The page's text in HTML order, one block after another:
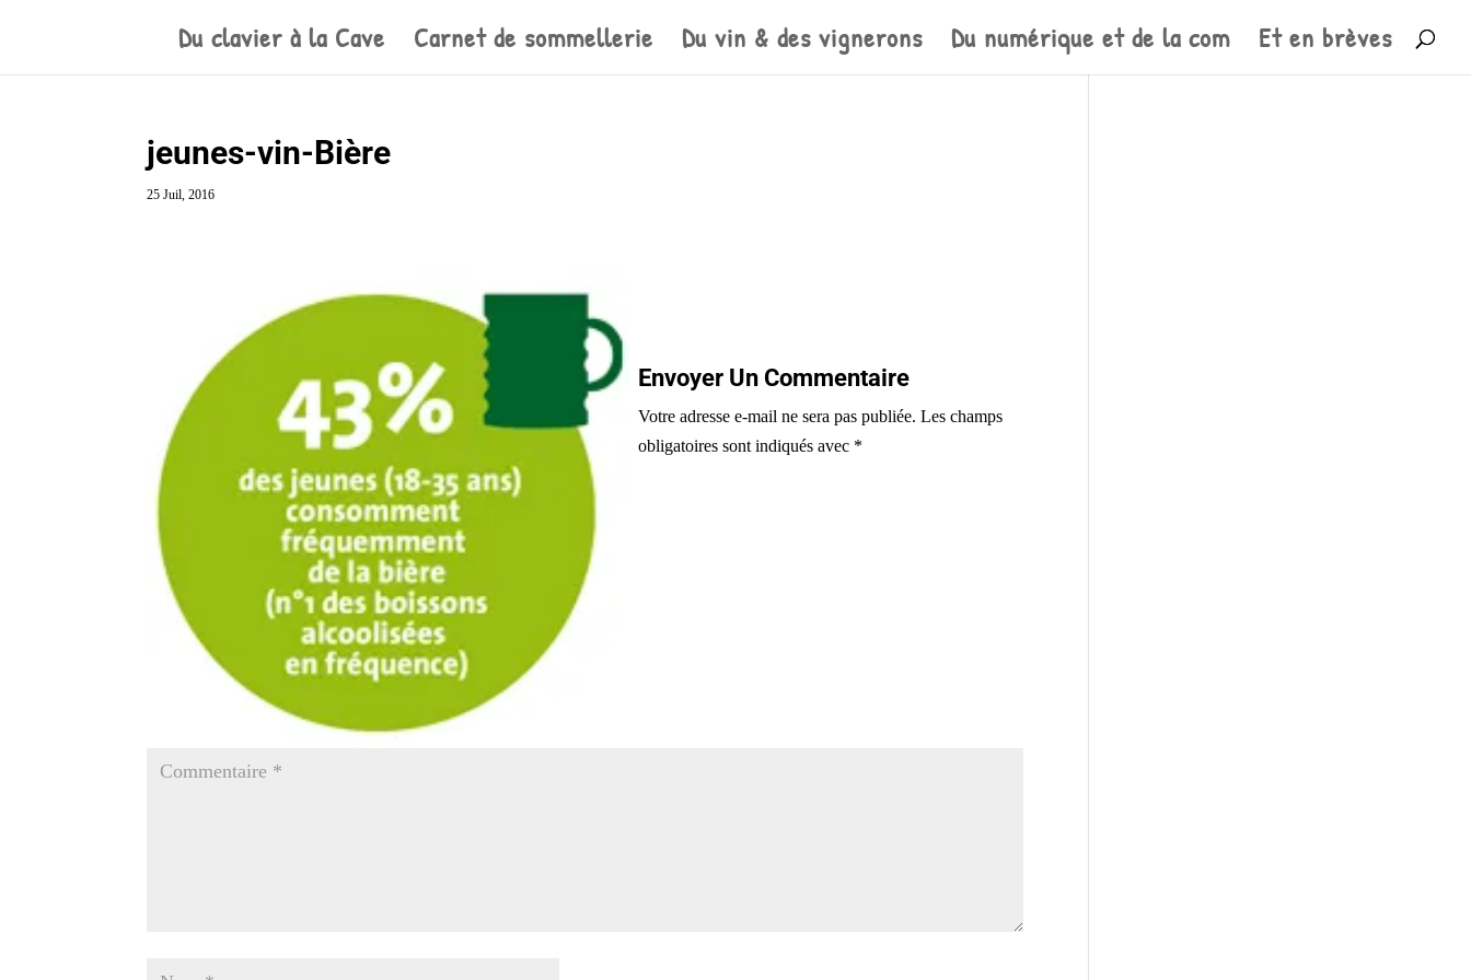
Du clavier à la Cave Carnet de sommellerie Du vin & des vignerons Du numérique et de la com Et en brèves
jeunes-vin-Bière
25 Juil, 2016
Envoyer Un Commentaire
Votre adresse e-mail ne sera pas publiée. Les champs
obligatoires sont indiqués avec *